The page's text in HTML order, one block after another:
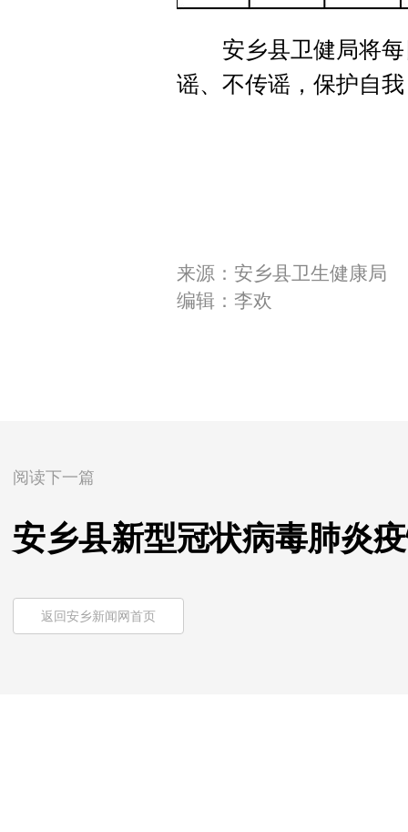
安乡县卫健局将每
谣、不传谣，保护自
来源：安乡县卫生健康局
编辑：李欢
阅读下一篇
安乡县新型冠状病毒肺炎
返回安乡新闻网首页